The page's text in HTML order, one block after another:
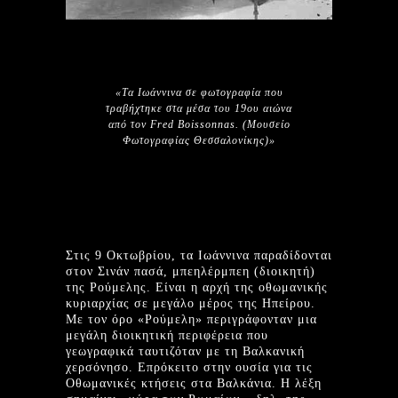
«Τα Ιωάννινα σε φωτογραφία που
τραβήχτηκε στα μέσα του 19ου αιώνα
από τον Fred Boissonnas. (Μουσείο
Φωτογραφίας Θεσσαλονίκης)»
Στις 9 Οκτωβρίου, τα Ιωάννινα παραδίδονται
στον Σινάν πασά, μπεηλέρμπεη (διοικητή)
της Ρούμελης. Είναι η αρχή της οθωμανικής
κυριαρχίας σε μεγάλο μέρος της Ηπείρου.
Με τον όρο «Ρούμελη» περιγράφονταν μια
μεγάλη διοικητική περιφέρεια που
γεωγραφικά ταυτιζόταν με τη Βαλκανική
χερσόνησο. Επρόκειτο στην ουσία για τις
Οθωμανικές κτήσεις στα Βαλκάνια. Η λέξη